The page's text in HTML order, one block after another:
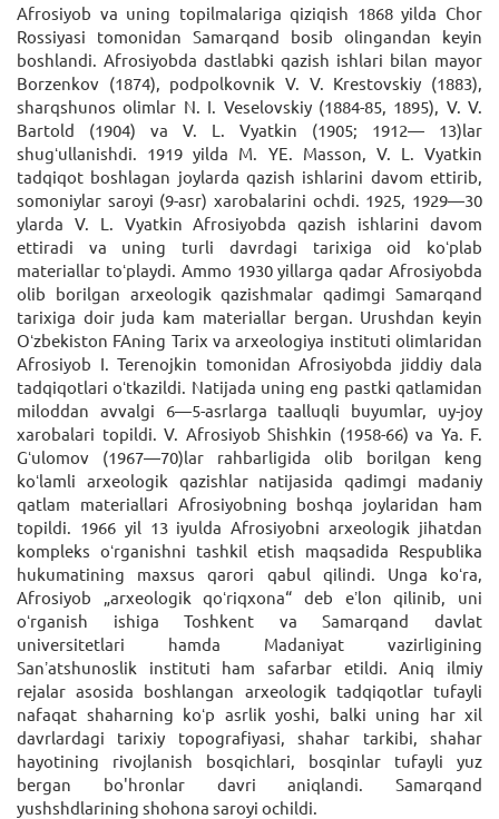
Afrosiyob va uning topilmalariga qiziqish 1868 yilda Chor
Rossiyasi tomonidan Samarqand bosib olingandan keyin
boshlandi. Afrosiyobda dastlabki qazish ishlari bilan mayor
Borzenkov (1874), podpolkovnik V. V. Krestovskiy (1883),
sharqshunos olimlar N. I. Veselovskiy (1884-85, 1895), V. V.
Bartold (1904) va V. L. Vyatkin (1905; 1912— 13)lar
shugʻullanishdi. 1919 yilda M. YE. Masson, V. L. Vyatkin
tadqiqot boshlagan joylarda qazish ishlarini davom ettirib,
somoniylar saroyi (9-asr) xarobalarini ochdi. 1925, 1929—30
ylarda V. L. Vyatkin Afrosiyobda qazish ishlarini davom
ettiradi va uning turli davrdagi tarixiga oid koʻplab
materiallar toʻplaydi. Ammo 1930 yillarga qadar Afrosiyobda
olib borilgan arxeologik qazishmalar qadimgi Samarqand
tarixiga doir juda kam materiallar bergan. Urushdan keyin
Oʻzbekiston FAning Tarix va arxeologiya instituti olimlaridan
Afrosiyob I. Terenojkin tomonidan Afrosiyobda jiddiy dala
tadqiqotlari oʻtkazildi. Natijada uning eng pastki qatlamidan
miloddan avvalgi 6—5-asrlarga taalluqli buyumlar, uy-joy
xarobalari topildi. V. Afrosiyob Shishkin (1958-66) va Ya. F.
Gʻulomov (1967—70)lar rahbarligida olib borilgan keng
koʻlamli arxeologik qazishlar natijasida qadimgi madaniy
qatlam materiallari Afrosiyobning boshqa joylaridan ham
topildi. 1966 yil 13 iyulda Afrosiyobni arxeologik jihatdan
kompleks oʻrganishni tashkil etish maqsadida Respublika
hukumatining maxsus qarori qabul qilindi. Unga koʻra,
Afrosiyob „arxeologik qoʻriqxona“ deb eʼlon qilinib, uni
oʻrganish ishiga Toshkent va Samarqand davlat
universitetlari hamda Madaniyat vazirligining
Sanʼatshunoslik instituti ham safarbar etildi. Aniq ilmiy
rejalar asosida boshlangan arxeologik tadqiqotlar tufayli
nafaqat shaharning koʻp asrlik yoshi, balki uning har xil
davrlardagi tarixiy topografiyasi, shahar tarkibi, shahar
hayotining rivojlanish bosqichlari, bosqinlar tufayli yuz
bergan bo'hronlar davri aniqlandi. Samarqand
yushshdlarining shohona saroyi ochildi.